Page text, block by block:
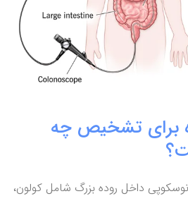
برای تشخیص چه
داخل روده بزرگ شامل کولون،